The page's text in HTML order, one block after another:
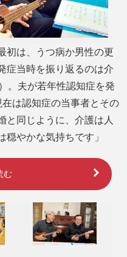
初は、うつ病か男性の更
症当時を振り返るのは介
。夫が若年性認知症を発
は認知症の当事者とその
と同じように、介護は人
やかな気持ちです」
む